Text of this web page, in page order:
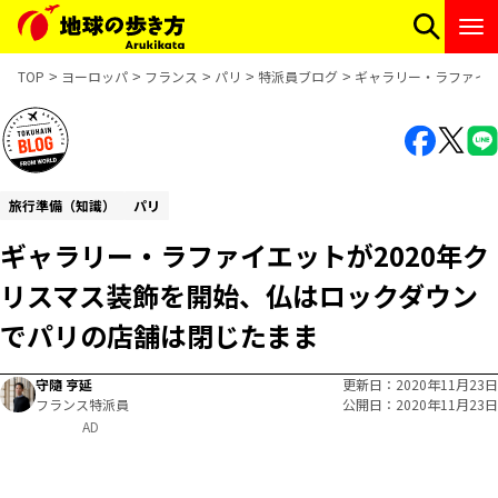
TOP ヨーロッパ フランス パリ 特派員ブログ ギャラリー・ラファイ
旅行準備（知識） パリ
ギャラリー・ラファイエットが2020年ク
リスマス装飾を開始、仏はロックダウン
でパリの店舗は閉じたまま
守隨 亨延
フランス特派員
更新日
2020年11月23日
公開日
2020年11月23日
AD